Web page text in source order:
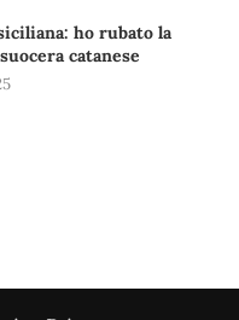
ho rubato la
catanese